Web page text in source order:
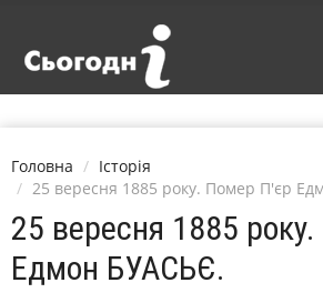
Головна
Історія
25 вересня 1885 року. Помер П'єр
25 вересня 1885
Едмон БУАСЬЄ.